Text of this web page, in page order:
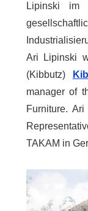
Lipinski im
Ari Lipinski
(Kibbutz)
manager of
Furniture.
TAKAM in